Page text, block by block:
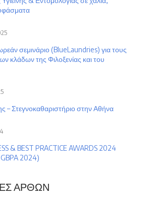
σεμινάριο (BlueLaundries) για τους
κλάδων της Φιλοξενίας και του
– Στεγνοκαθαριστήριο στην Αθήνα
& BEST PRACTICE AWARDS 2024
2024)
ΆΡΘΩΝ